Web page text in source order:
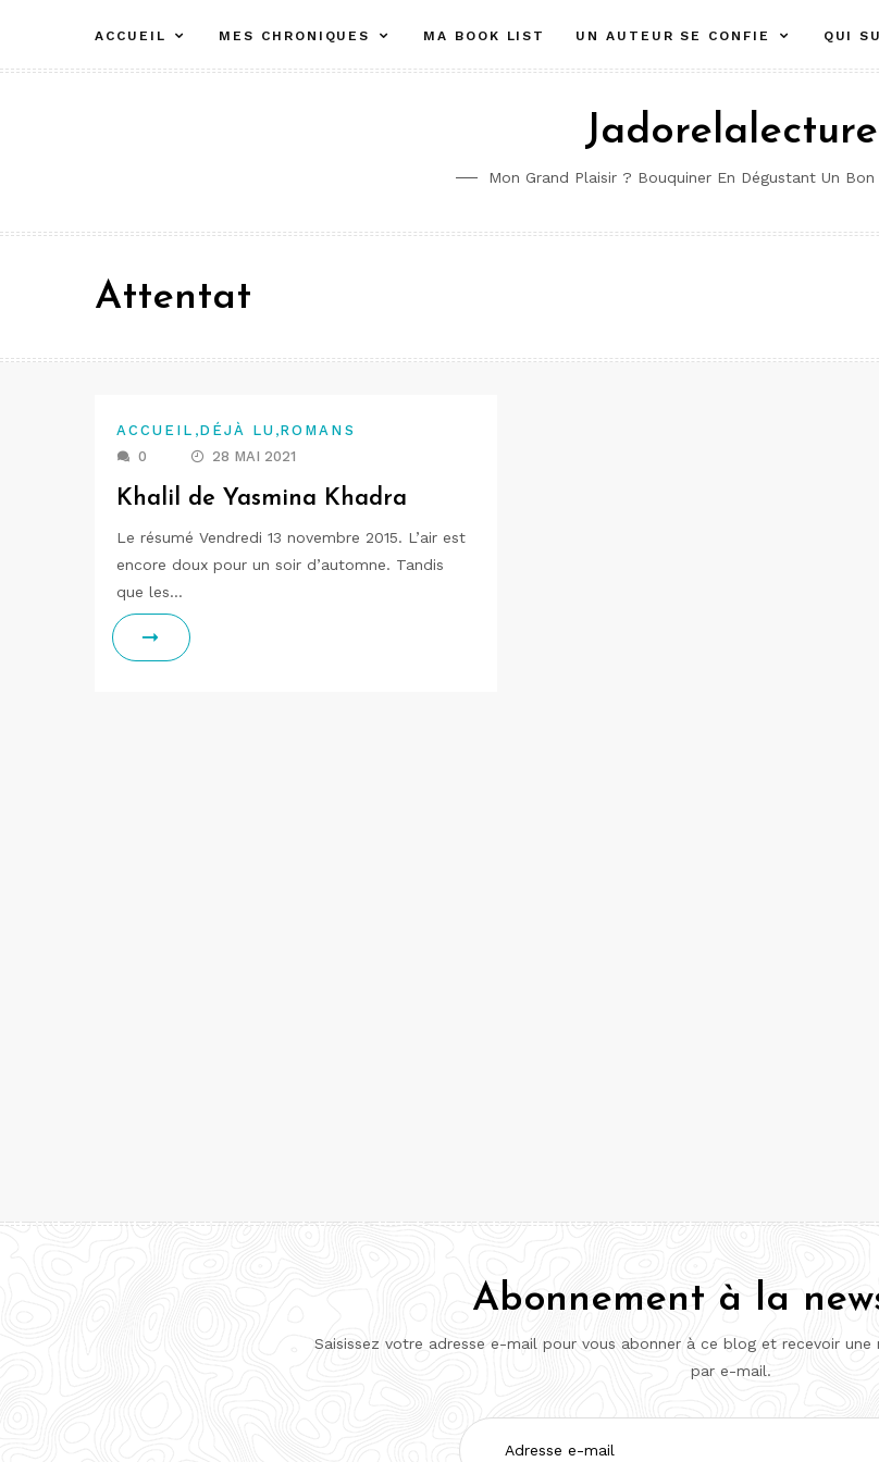
contenu
ACCUEIL MES CHRONIQUES MA BOOK LIST UN AUTEUR SE CONFIE QUI
Jadorelalecture
Mon Grand Plaisir ? Bouquiner En Dégustant Un Bon
Attentat
ACCUEIL ,DÉJÀ LU ,ROMANS
0
28 MAI 2021
Khalil de Yasmina Khadra
Le résumé Vendredi 13 novembre 2015. L’air est
encore doux pour un soir d’automne. Tandis
que les…
Abonnement à la
Saisissez votre adresse e-mail pour vous abonner à ce blog et recevoir
par e-mail.
Adresse
e-